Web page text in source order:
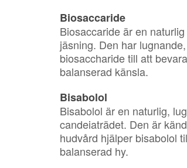
Biosaccaride
Biosaccaride är en
jäsning. Den har
biosaccharide till att
balanserad känsla.
Bisabolol
Bisabolol är en naturlig,
candeiaträdet. Den är
hudvård hjälper bisabolol
balanserad hy.